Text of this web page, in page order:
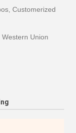
Customerized
Union